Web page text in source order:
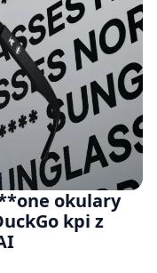
okulary
kpi z